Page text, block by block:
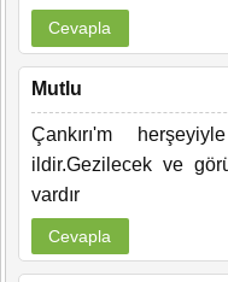
Cevapla
Mutlu
Çankırı'm
ildir.Gezilecek ve
vardır
Cevapla